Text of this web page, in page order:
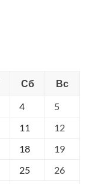
Сб
Вс
4
5
11
12
18
19
25
26